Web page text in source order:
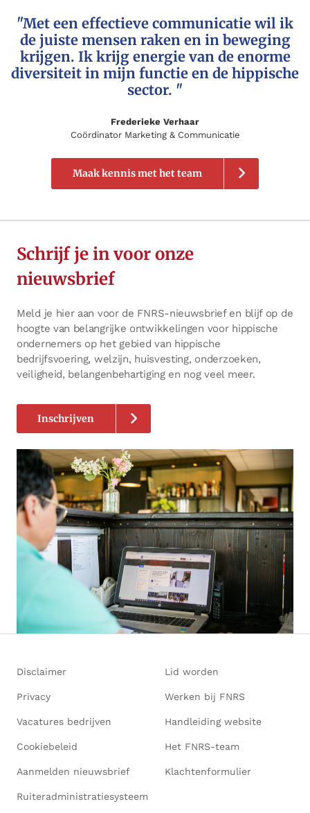
"Met een effectieve communicatie wil ik
de juiste mensen raken en in beweging
krijgen. Ik krijg energie van de enorme
diversiteit in mijn functie en de hippische
sector. "
Frederieke Verhaar
Coördinator Marketing & Communicatie
Maak kennis met het team
Schrijf je in voor onze
nieuwsbrief
Meld je hier aan voor de FNRS-nieuwsbrief en blijf op de
hoogte van belangrijke ontwikkelingen voor hippische
ondernemers op het gebied van hippische
bedrijfsvoering, welzijn, huisvesting, onderzoeken,
veiligheid, belangenbehartiging en nog veel meer.
Inschrijven
Disclaimer Lid worden
Privacy Werken bij FNRS
Vacatures bedrijven Handleiding website
Cookiebeleid Het FNRS-team
Aanmelden nieuwsbrief Klachtenformulier
Ruiteradministratiesysteem